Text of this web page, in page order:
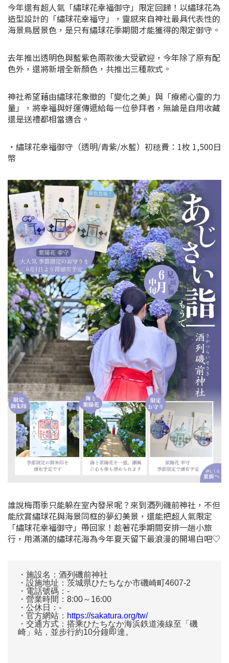
今年還有超人氣「繡球花幸福御守」限定回歸！以繡球花為
造型設計的「繡球花幸福守」，靈感來自神社最具代表性的
海景鳥居景色，是只有繡球花季期間才能獲得的限定御守。
去年推出透明色與藍紫色兩款後大受歡迎，今年除了原有配
色外，還將新增全新顏色，共推出三種款式。
神社希望藉由繡球花象徵的「變化之美」與「療癒心靈的力
量」，將幸福與好運傳遞給每一位參拜者，無論是自用收藏
還是送禮都相當適合。
・繡球花幸福御守（透明/青紫/水藍）初穂費：1枚 1,500日
幣
誰說梅雨季只能躲在室內發呆呢？來到酒列磯前神社，不但
能欣賞繡球花與海景同框的夢幻美景，還能把超人氣限定
「繡球花幸福御守」帶回家！趁著花季期間安排一趟小旅
行，用滿滿的繡球花海為今年夏天留下最浪漫的開場白吧♡
・施設名：酒列磯前神社
・設施地址：茨城県ひたちなか市磯崎町4607-2
・電話號碼：-
・營業時間：8:00～16:00
・公休日：-
・官方網站： https://sakatura.org/tw/
・交通方式：搭乘ひたちなか海浜鉄道湊線至「磯
崎」站，並步行約10分鐘即達。